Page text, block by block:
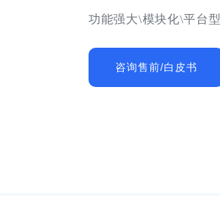
功能强大\模块化\平台型
咨询售前/白皮书